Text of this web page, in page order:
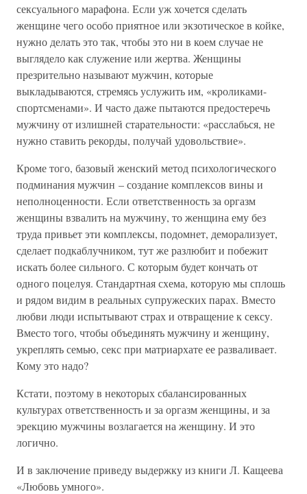
сексуального марафона. Если уж хочется сделать
женщине чего особо приятное или экзотическое в койке,
нужно делать это так, чтобы это ни в коем случае не
выглядело как служение или жертва. Женщины
презрительно называют мужчин, которые
выкладываются, стремясь услужить им, «кроликами-
спортсменами». И часто даже пытаются предостеречь
мужчину от излишней старательности: «расслабься, не
нужно ставить рекорды, получай удовольствие».
Кроме того, базовый женский метод психологического
подминания мужчин – создание комплексов вины и
неполноценности. Если ответственность за оргазм
женщины взвалить на мужчину, то женщина ему без
труда привьет эти комплексы, подомнет, деморализует,
сделает подкаблучником, тут же разлюбит и побежит
искать более сильного. С которым будет кончать от
одного поцелуя. Стандартная схема, которую мы сплошь
и рядом видим в реальных супружеских парах. Вместо
любви люди испытывают страх и отвращение к сексу.
Вместо того, чтобы объединять мужчину и женщину,
укреплять семью, секс при матриархате ее разваливает.
Кому это надо?
Кстати, поэтому в некоторых сбалансированных
культурах ответственность и за оргазм женщины, и за
эрекцию мужчины возлагается на женщину. И это
логично.
И в заключение приведу выдержку из книги Л. Кащеева
«Любовь умного».